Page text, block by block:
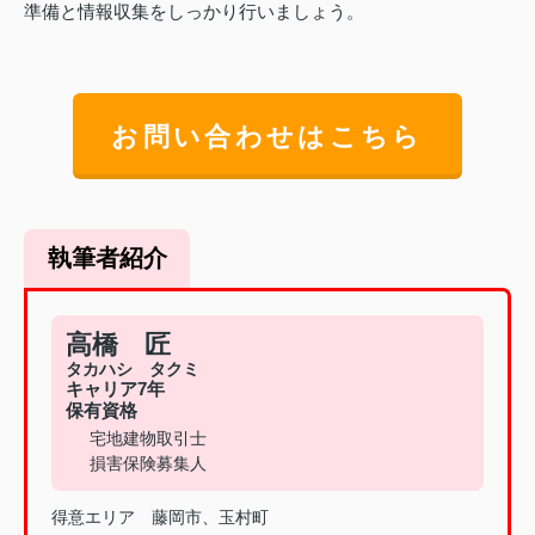
準備と情報収集をしっかり行いましょう。
お問い合わせはこちら
執筆者紹介
高橋 匠
タカハシ タクミ
キャリア7年
保有資格
宅地建物取引士
損害保険募集人
得意エリア 藤岡市、玉村町